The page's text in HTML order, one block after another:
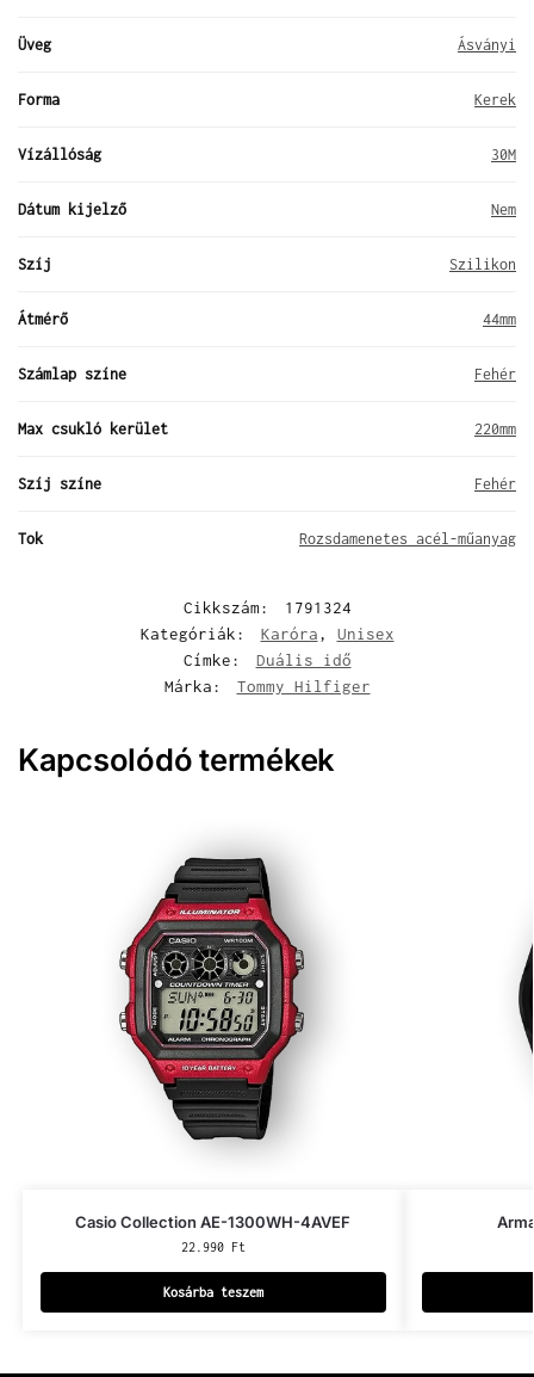
Üveg Ásványi
Forma Kerek
Vízállóság 30M
Dátum kijelző Nem
Szíj Szilikon
Átmérő 44mm
Számlap színe Fehér
Max csukló kerület 220mm
Szíj színe Fehér
Tok Rozsdamenetes acél-műanyag
Cikkszám:
1791324
Kategóriák:
Karóra, Unisex
Címke:
Duális idő
Márka:
Tommy Hilfiger
Kapcsolódó termékek
Casio Collection AE-1300WH-4AVEF
22.990 Ft
Kosárba teszem